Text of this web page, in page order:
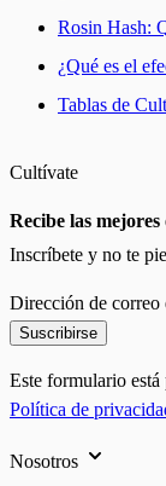
Rosin Hash:
¿Qué es el
Tablas de
Cultívate
Recibe las mejores
Inscríbete y no te
Dirección de correo
Suscribirse
Este formulario
Política de
Nosotros